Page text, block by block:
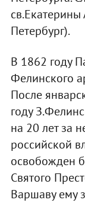
Петербург).
В 1862 году
Фелинского
После
году
на 20 лет за
российской
освобожден
Святого
Варшаву ему